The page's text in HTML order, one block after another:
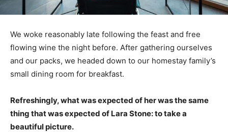
We woke reasonably late following the feast and free
flowing wine the night before. After gathering ourselves
and our packs, we headed down to our homestay family’s
small dining room for breakfast.
Refreshingly, what was expected of her was the same
thing that was expected of Lara Stone: to take a
beautiful picture.